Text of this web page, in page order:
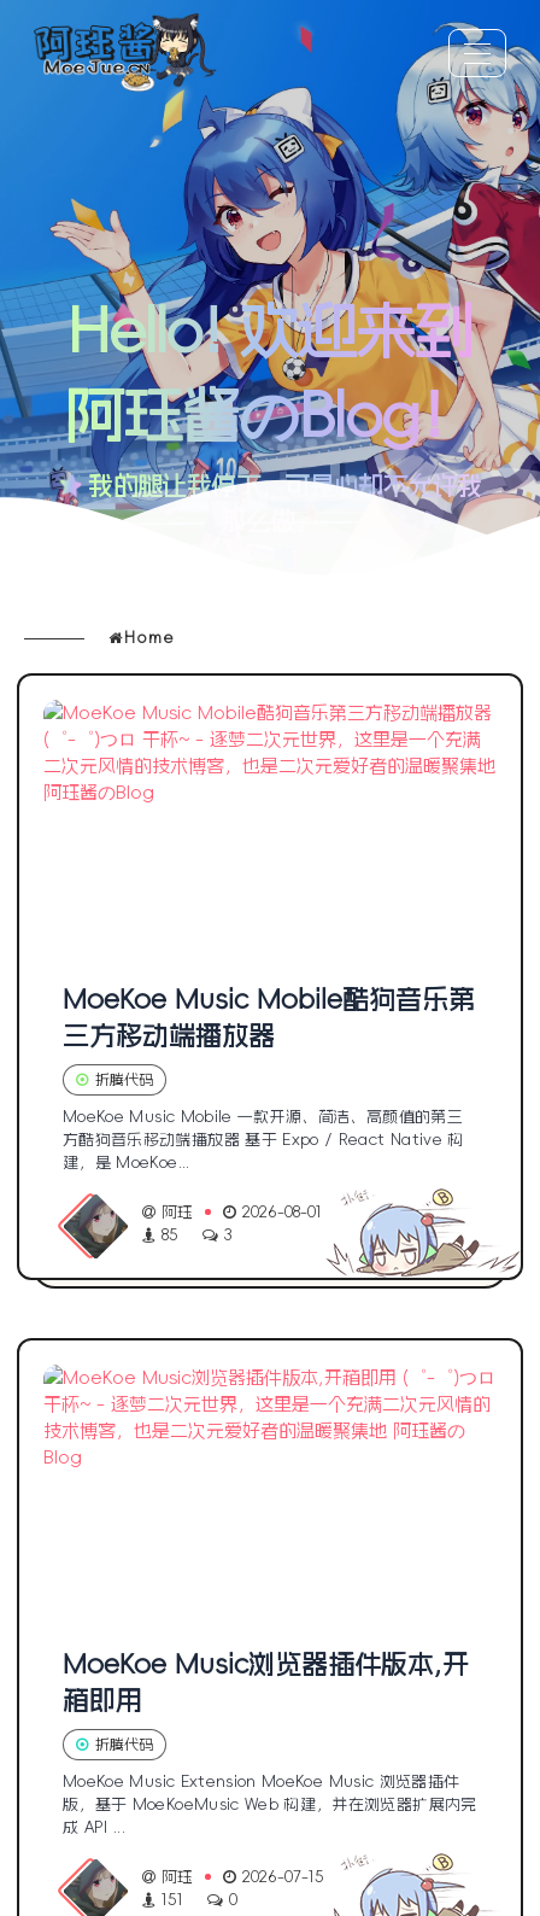
Hello! 欢迎来到
阿珏酱のBlog！
我的腿让我停下，可是心却不允许我
Home
MoeKoe Music Mobile酷狗音乐第
三方移动端播放器
折腾代码
MoeKoe Music Mobile 一款开源、简洁、高颜值的第三
方酷狗音乐移动端播放器 基于 Expo / React Native 构
建，是 MoeKoe...
阿珏
2026-08-01
85
3
MoeKoe Music浏览器插件版本,开
箱即用
折腾代码
MoeKoe Music Extension MoeKoe Music 浏览器插件
版，基于 MoeKoeMusic Web 构建，并在浏览器扩展内完
成 API ...
阿珏
2026-07-15
151
0